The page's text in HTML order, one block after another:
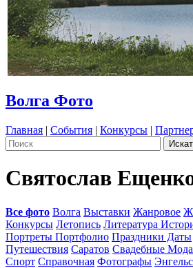
Волга Фото
Главная | События | Конкурсы |
Святослав
Все фото Волга Выставки Жанровое
Конкурсы Летопись Литература
Портреты Портфолио Праздники Даты
Путешествия Саратов Свадебные Мода
Спорт Справочная Фотографы Энгельс